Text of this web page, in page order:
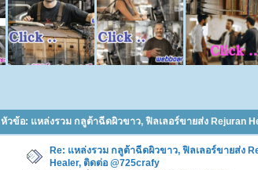
หัวข้อ: แหล่งรวม กลูต้าฉีดผิวขาว, ฟิลเลอร์ขายส่ง Rejuran
Re: แหล่งรวม กลูต้าฉีดผิวขาว, ฟิลเลอร์ขายส่ง
Healer, ติดต่อ @725crafy